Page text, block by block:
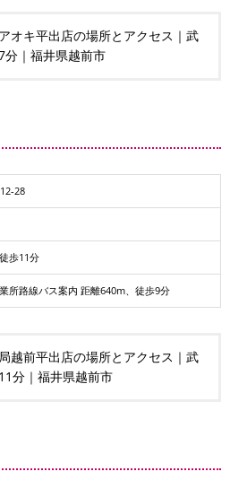
オキ平出店の場所とアクセス｜武
分｜福井県越前市
28
歩11分
所路線バス案内 距離640m、徒歩9分
越前平出店の場所とアクセス｜武
分｜福井県越前市